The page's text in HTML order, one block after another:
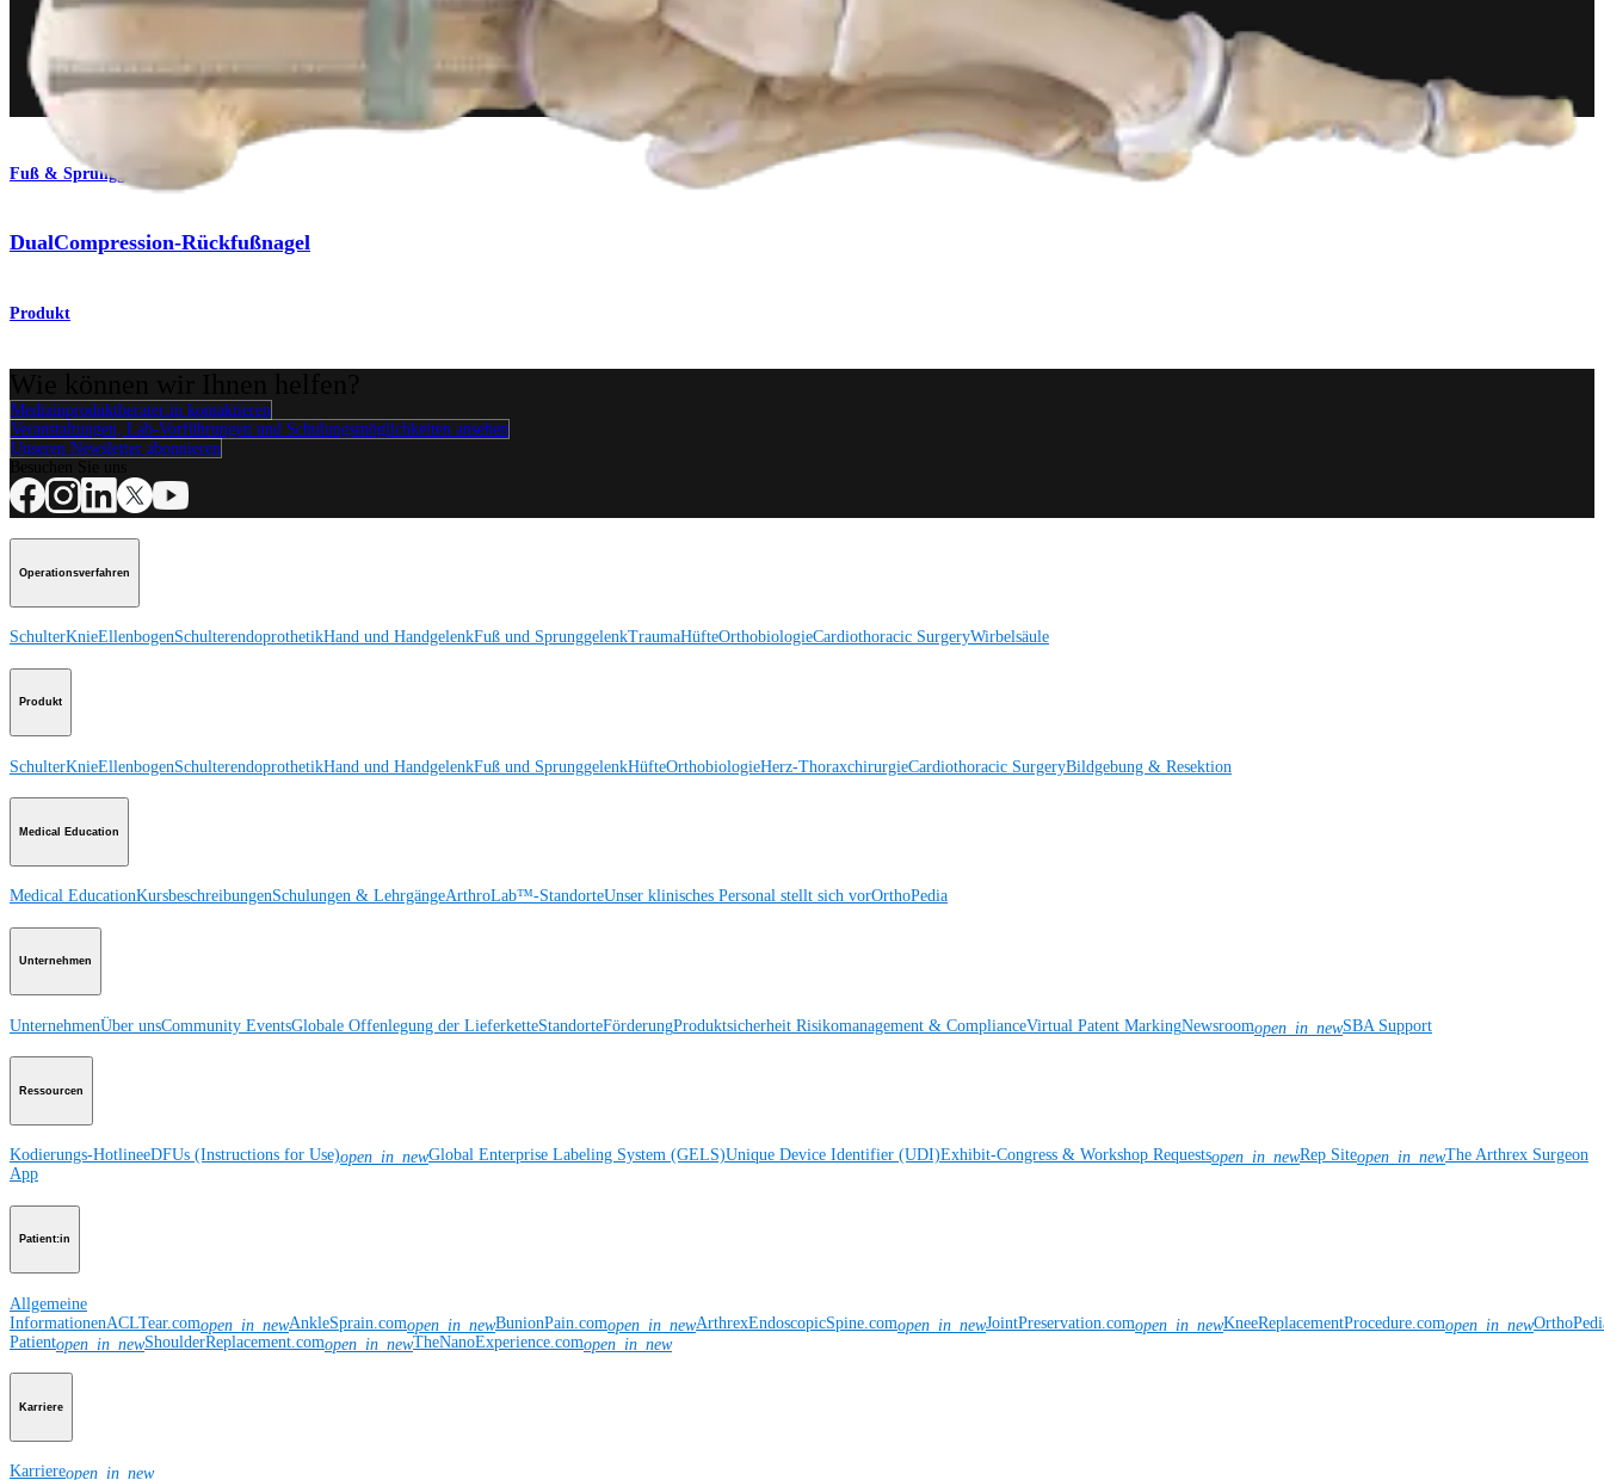
Fuß & Sprunggelenk
DualCompression-Rückfußnagel
Produkt
Medizinproduktberater:in kontaktieren
Veranstaltungen, Lab-Vorführungen und Schulungsmöglichkeiten ansehen
Unseren Newsletter abonnieren
Operationsverfahren
SchulterKnieEllenbogenSchulterendoprothetikHand und HandgelenkFuß und SprunggelenkTraumaHüfteOrthobiologieCardiothoracic SurgeryWirbelsäule
Produkt
SchulterKnieEllenbogenSchulterendoprothetikHand und HandgelenkFuß und SprunggelenkHüfteOrthobiologieHerz-ThoraxchirurgieCardiothoracic SurgeryBildgebung & Resektion
Medical Education
Medical EducationKursbeschreibungenSchulungen & LehrgängeArthroLab™-StandorteUnser klinisches Personal stellt sich vorOrthoPedia
Unternehmen
UnternehmenÜber unsCommunity EventsGlobale Offenlegung der LieferketteStandorteFörderungProduktsicherheit Risikomanagement & ComplianceVirtual Patent MarkingNewsroomopen_in_newSBA Support
Ressourcen
Kodierungs-HotlineeDFUs (Instructions for Use)open_in_newGlobal Enterprise Labeling System (GELS)Unique Device Identifier (UDI)Exhibit-Congress & Workshop Requestsopen_in_newRep Siteopen_in_newThe Arthrex Surgeon
App
Patient:in
Allgemeine
InformationenACLTear.comopen_in_newAnkleSprain.comopen_in_newBunionPain.comopen_in_newArthrexEndoscopicSpine.comopen_in_newJointPreservation.comopen_in_newKneeReplacementProcedure.comopen_in_new
Patientopen_in_newShoulderReplacement.comopen_in_newTheNanoExperience.comopen_in_new
Karriere
Karriereopen_in_new